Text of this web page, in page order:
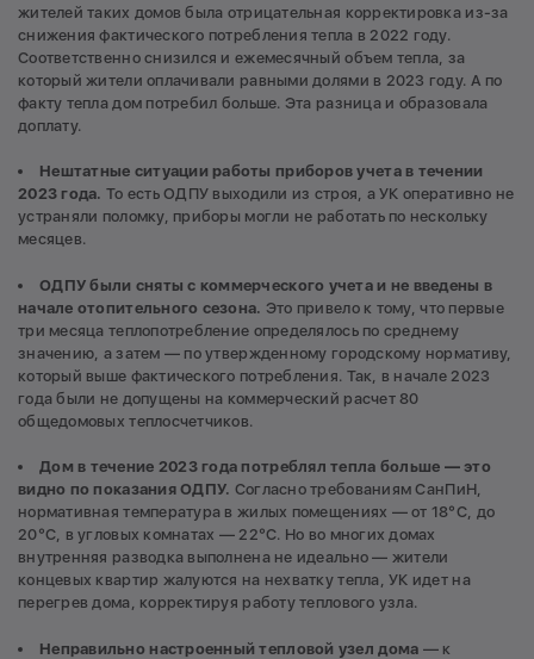
жителей таких домов была отрицательная корректировка из-за
снижения фактического потребления тепла в 2022 году.
Соответственно снизился и ежемесячный объем тепла, за
который жители оплачивали равными долями в 2023 году. А по
факту тепла дом потребил больше. Эта разница и образовала
доплату.
Нештатные ситуации работы приборов учета в течении
2023 года. То есть ОДПУ выходили из строя, а УК оперативно не
устраняли поломку, приборы могли не работать по нескольку
месяцев.
ОДПУ были сняты с коммерческого учета и не введены в
начале отопительного сезона. Это привело к тому, что первые
три месяца теплопотребление определялось по среднему
значению, а затем — по утвержденному городскому нормативу,
который выше фактического потребления. Так, в начале 2023
года были не допущены на коммерческий расчет 80
общедомовых теплосчетчиков.
Дом в течение 2023 года потреблял тепла больше — это
видно по показания ОДПУ. Согласно требованиям СанПиН,
нормативная температура в жилых помещениях — от 18°С, до
20°С, в угловых комнатах — 22°С. Но во многих домах
внутренняя разводка выполнена не идеально — жители
концевых квартир жалуются на нехватку тепла, УК идет на
перегрев дома, корректируя работу теплового узла.
Неправильно настроенный тепловой узел дома — к